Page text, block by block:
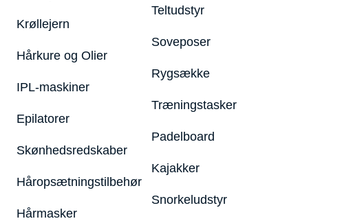
Krøllejern
Hårkure og Olier
IPL-maskiner
Epilatorer
Skønhedsredskaber
Håropsætningstilbehør
Hårmasker
Teltudstyr
Soveposer
Rygsække
Træningstasker
Padelboard
Kajakker
Snorkeludstyr